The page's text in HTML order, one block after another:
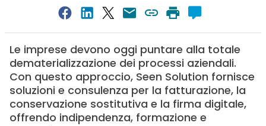
Le imprese devono oggi puntare alla totale
dematerializzazione dei processi aziendali.
Con questo approccio, Seen Solution fornisce
soluzioni e consulenza per la fatturazione, la
conservazione sostitutiva e la firma digitale,
offrendo indipendenza, formazione e